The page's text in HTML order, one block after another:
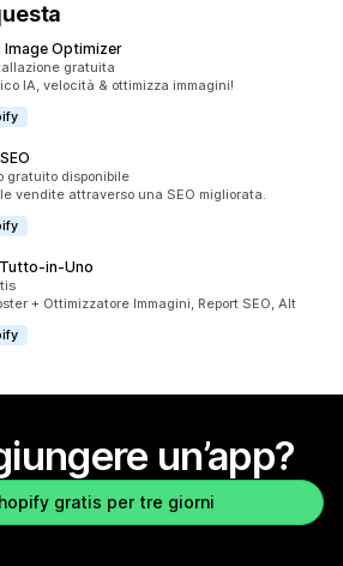
Image Optimizer
gratuita
IA, velocità & ottimizza immagini!
gratuito disponibile
vendite attraverso una SEO migliorata.
+ Ottimizzatore Immagini, Report SEO, Alt
un’app?
gratis per tre giorni